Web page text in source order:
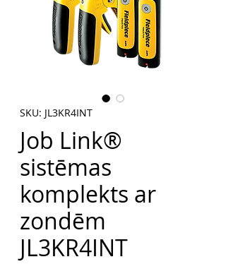
SKU: JL3KR4INT
Job Link®
sistēmas
komplekts ar
zondēm
JL3KR4INT